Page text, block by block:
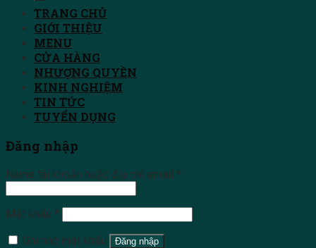
TRANG CHỦ
GIỚI THIỆU
MENU
CỬA HÀNG
NHƯỢNG QUYỀN
KINH NGHIỆM
TIN TỨC
TUYỂN DỤNG
Đăng nhập
Name tài khoản hoặc địa chỉ email *
Mật khẩu *
Ghi nhớ mật khẩu
Đăng nhập